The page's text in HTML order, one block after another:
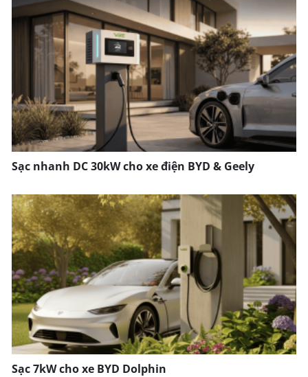
Sạc nhanh DC 30kW cho xe điện BYD & Geely
Sạc 7kW cho xe BYD Dolphin